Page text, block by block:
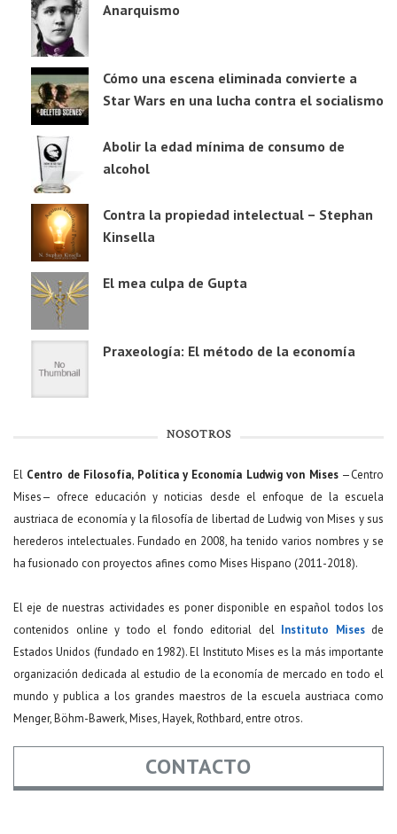
Anarquismo
Cómo una escena eliminada convierte a
Star Wars en una lucha contra el socialismo
Abolir la edad mínima de consumo de
alcohol
Contra la propiedad intelectual – Stephan
Kinsella
El mea culpa de Gupta
Praxeología: El método de la economía
NOSOTROS
El Centro de Filosofía, Política y Economía Ludwig von Mises—Centro
Mises— ofrece educación y noticias desde el enfoque de la escuela
austriaca de economía y la filosofía de libertad de Ludwig von Mises y sus
herederos intelectuales. Fundado en 2008, ha tenido varios nombres y se
ha fusionado con proyectos afines como Mises Hispano (2011-2018).
El eje de nuestras actividades es poner disponible en español todos los
contenidos online y todo el fondo editorial del Instituto Misesde
Estados Unidos (fundado en 1982). El Instituto Mises es la más importante
organización dedicada al estudio de la economía de mercado en todo el
mundo y publica a los grandes maestros de la escuela austriaca como
Menger, Böhm-Bawerk, Mises, Hayek, Rothbard, entre otros.
CONTACTO